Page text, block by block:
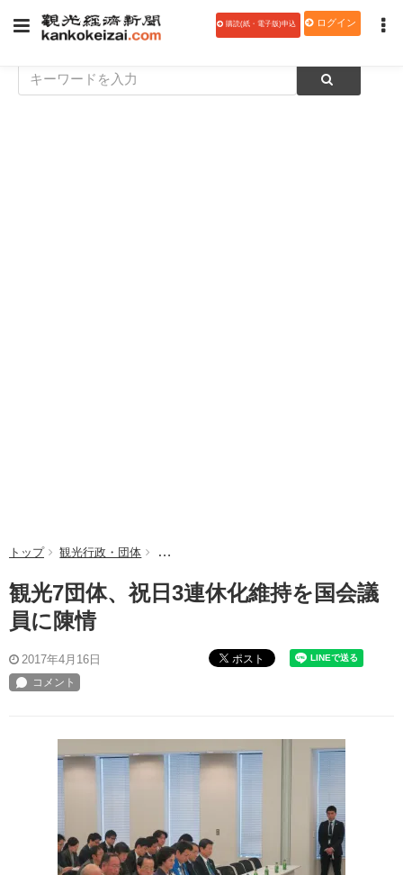
購読(紙・電子版)申込 ログイン
トップ 観光行政・団体 観光7団体、祝日3連休化維持を国会議員に陳情
観光7団体、祝日3連休化維持を国会議
員に陳情
2017年4月16日 ポスト